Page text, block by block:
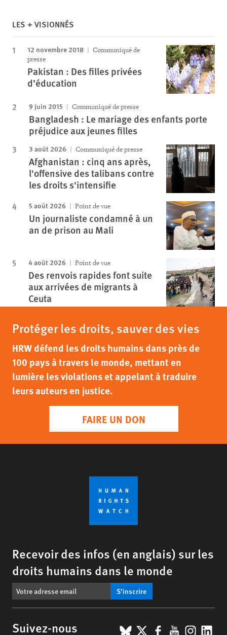
LES + VISIONNÉS
12 novembre 2018
Communiqué de
presse
Pakistan : Des filles privées
d’éducation
9 juin 2015 Communiqué de presse
Bangladesh : Le mariage des enfants porte
préjudice aux jeunes filles
3 août 2026 Communiqué de presse
Afghanistan : cinq ans après,
l'offensive des talibans contre
les droits s'intensifie
5 août 2026 Point de vue
Un journaliste condamné à un
an de prison au Mali
4 août 2026 Point de vue
Des renvois rapides font suite
aux arrivées de migrants à
Ceuta
Protéger les droits, sauver des vies
HRW défend les droits humains dans près de
100 pays à travers le monde, mettant en
lumière les violations et appelant à traduire
leurs auteurs en justice.
FAIRE UN DON
Recevoir des infos (en anglais) sur les
droits humains dans le monde
S’inscrire
Suivez-nous BlueSky
X Facebook
YouTube